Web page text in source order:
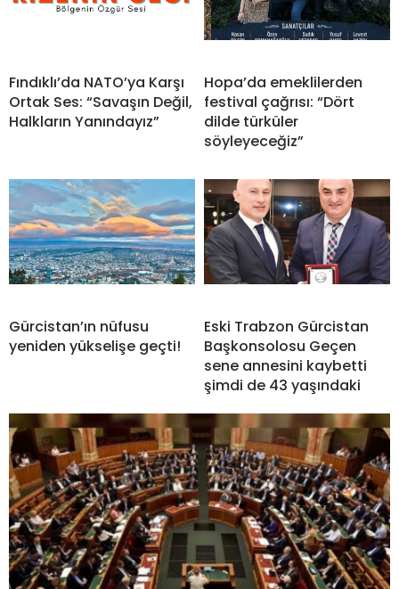
Fındıklı’da NATO’ya Karşı
Ortak Ses: “Savaşın Değil,
Halkların Yanındayız”
Hopa’da emeklilerden
festival çağrısı: “Dört
dilde türküler
söyleyeceğiz”
Gürcistan’ın nüfusu
yeniden yükselişe geçti!
Eski Trabzon Gürcistan
Başkonsolosu Geçen
sene annesini kaybetti
şimdi de 43 yaşındaki